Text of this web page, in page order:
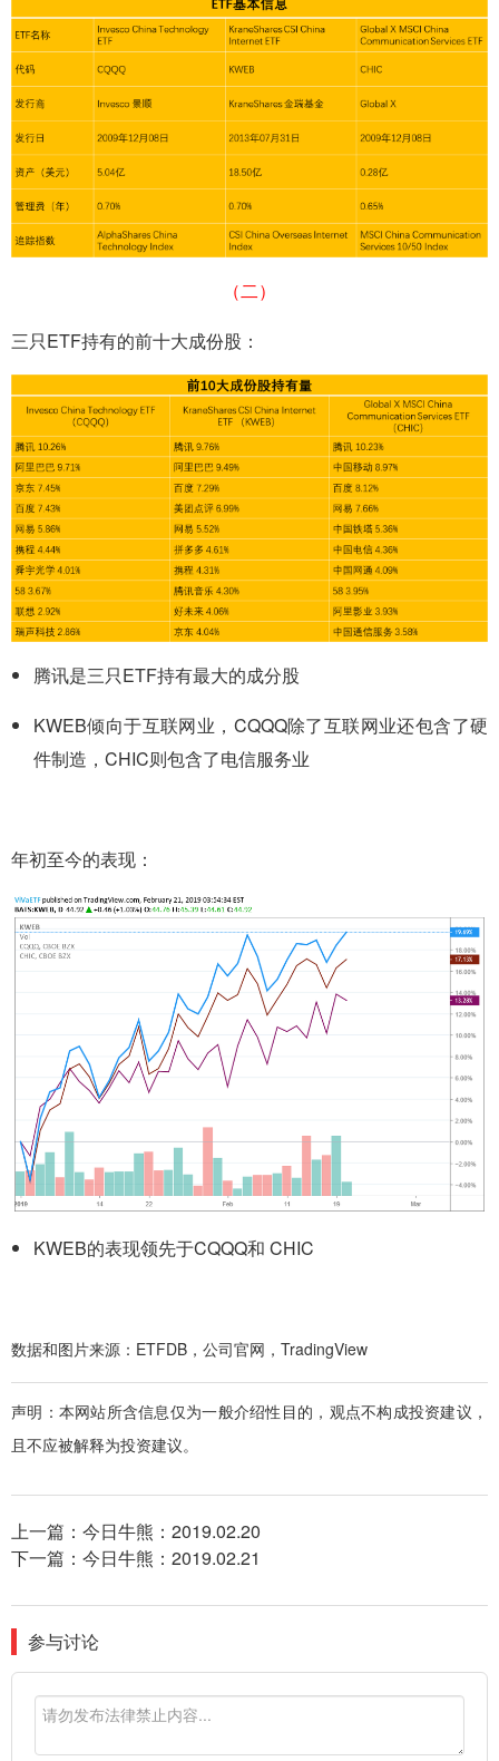
（二）
三只ETF持有的前十大成份股：
腾讯是三只ETF持有最大的成分股
KWEB倾向于互联网业，CQQQ除了互联网业还包含了硬
件制造，CHIC则包含了电信服务业
年初至今的表现：
KWEB的表现领先于CQQQ和 CHIC
数据和图片来源：ETFDB，公司官网，TradingView
声明：本网站所含信息仅为一般介绍性目的，观点不构成投资建议，
且不应被解释为投资建议。
上一篇： 今日牛熊：2019.02.20
下一篇： 今日牛熊：2019.02.21
参与讨论